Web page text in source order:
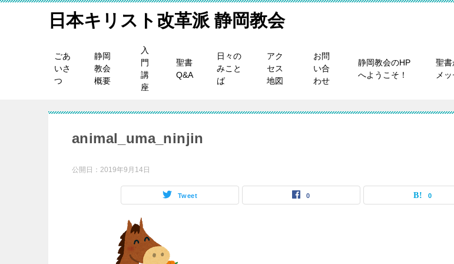
日本キリスト改革派 静岡教会
ごあ
いさ
つ
静岡
教会
概要
入
門
講
座
聖書
Q&A
日々の
みこと
ば
アク
セス
地図
お問
い合
わせ
静岡教会のHP
へようこそ！
聖書
メ
animal_uma_ninjin
公開日： 2019年9月14日
Tweet 0 0